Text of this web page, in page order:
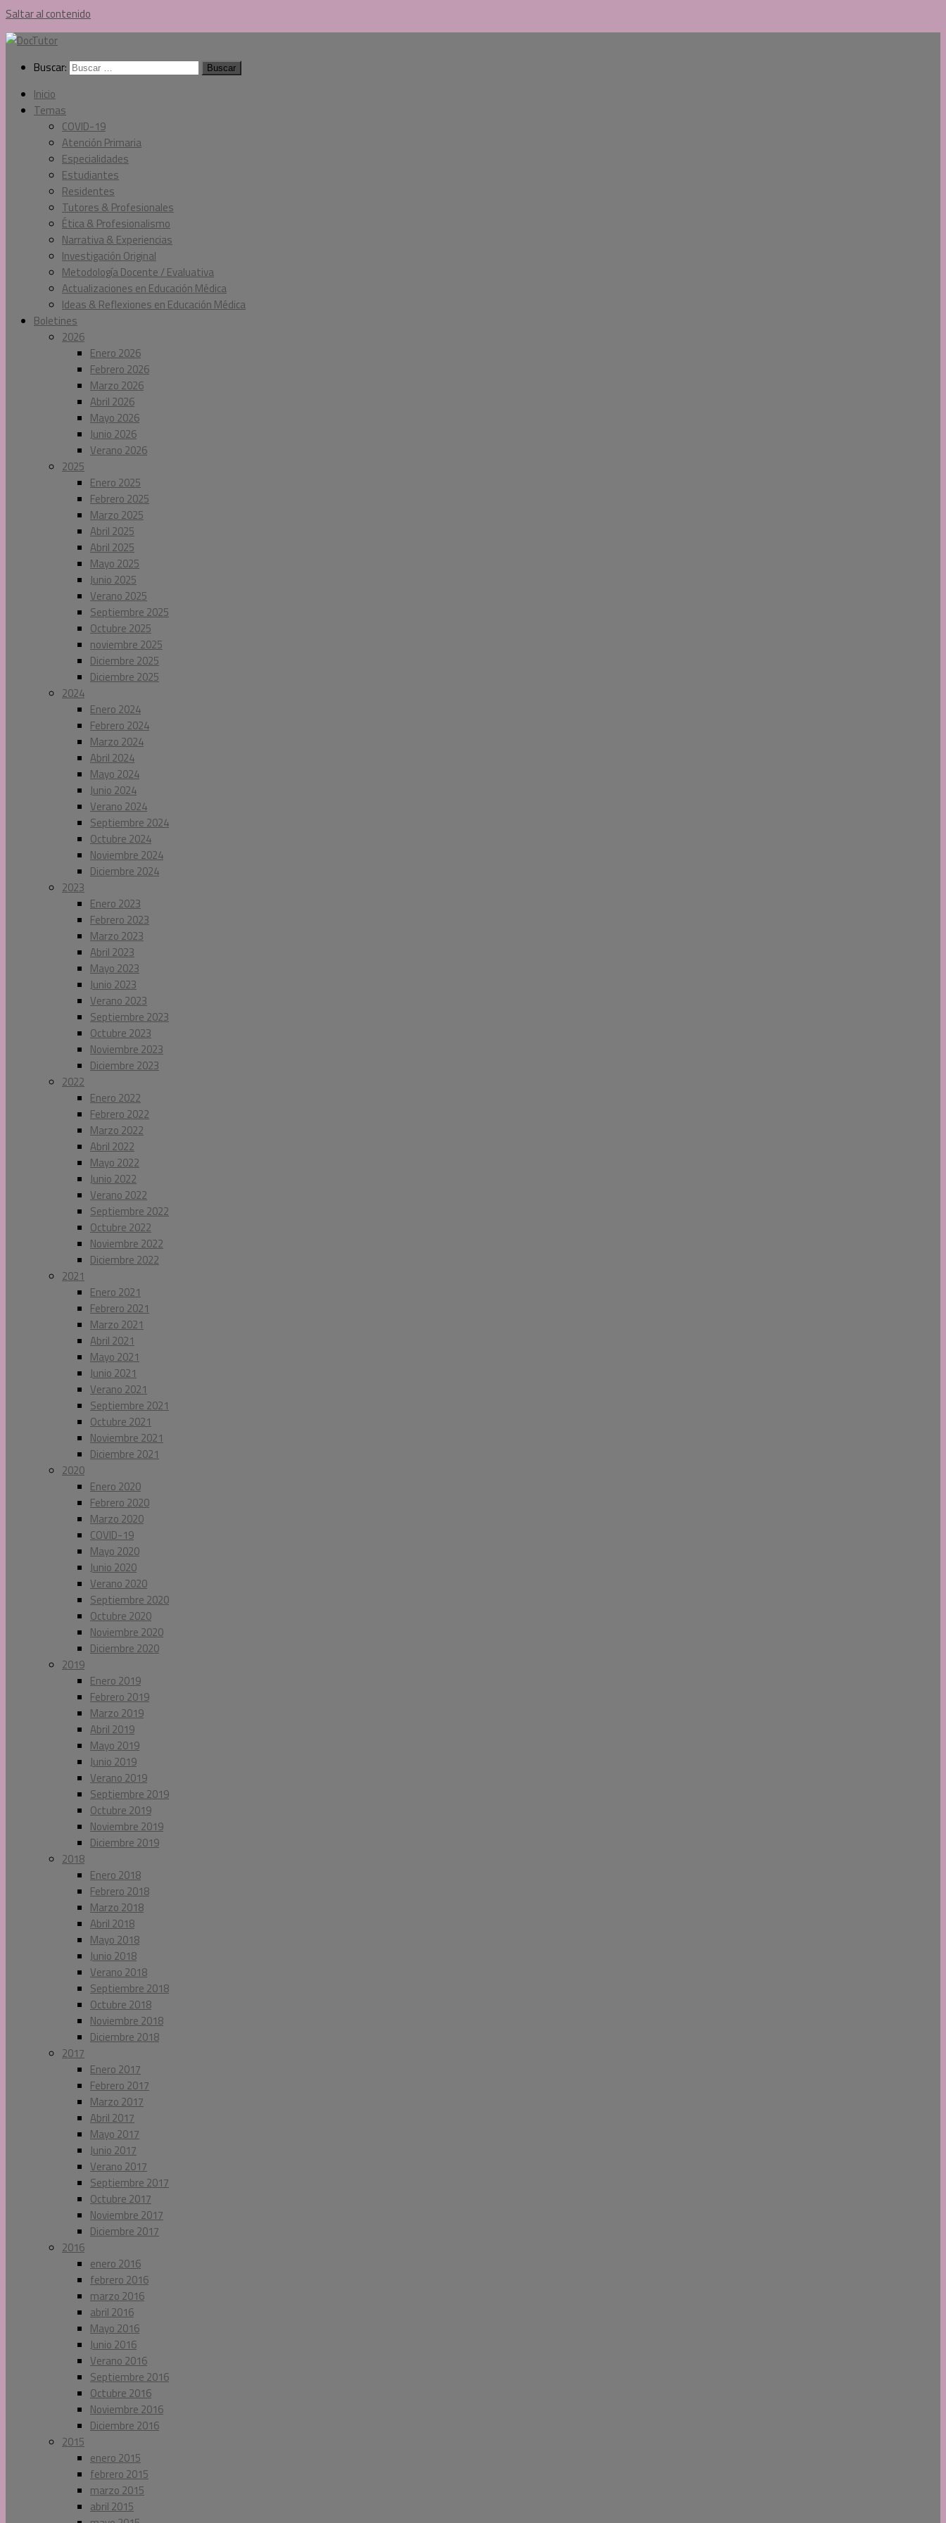
Saltar al contenido
Buscar:
Inicio
Temas
COVID-19
Atención Primaria
Especialidades
Estudiantes
Residentes
Tutores & Profesionales
Ética & Profesionalismo
Narrativa & Experiencias
Investigación Original
Metodología Docente / Evaluativa
Actualizaciones en Educación Médica
Ideas & Reflexiones en Educación Médica
Boletines
2026
Enero 2026
Febrero 2026
Marzo 2026
Abril 2026
Mayo 2026
Junio 2026
Verano 2026
2025
Enero 2025
Febrero 2025
Marzo 2025
Abril 2025
Abril 2025
Mayo 2025
Junio 2025
Verano 2025
Septiembre 2025
Octubre 2025
noviembre 2025
Diciembre 2025
Diciembre 2025
2024
Enero 2024
Febrero 2024
Marzo 2024
Abril 2024
Mayo 2024
Junio 2024
Verano 2024
Septiembre 2024
Octubre 2024
Noviembre 2024
Diciembre 2024
2023
Enero 2023
Febrero 2023
Marzo 2023
Abril 2023
Mayo 2023
Junio 2023
Verano 2023
Septiembre 2023
Octubre 2023
Noviembre 2023
Diciembre 2023
2022
Enero 2022
Febrero 2022
Marzo 2022
Abril 2022
Mayo 2022
Junio 2022
Verano 2022
Septiembre 2022
Octubre 2022
Noviembre 2022
Diciembre 2022
2021
Enero 2021
Febrero 2021
Marzo 2021
Abril 2021
Mayo 2021
Junio 2021
Verano 2021
Septiembre 2021
Octubre 2021
Noviembre 2021
Diciembre 2021
2020
Enero 2020
Febrero 2020
Marzo 2020
COVID-19
Mayo 2020
Junio 2020
Verano 2020
Septiembre 2020
Octubre 2020
Noviembre 2020
Diciembre 2020
2019
Enero 2019
Febrero 2019
Marzo 2019
Abril 2019
Mayo 2019
Junio 2019
Verano 2019
Septiembre 2019
Octubre 2019
Noviembre 2019
Diciembre 2019
2018
Enero 2018
Febrero 2018
Marzo 2018
Abril 2018
Mayo 2018
Junio 2018
Verano 2018
Septiembre 2018
Octubre 2018
Noviembre 2018
Diciembre 2018
2017
Enero 2017
Febrero 2017
Marzo 2017
Abril 2017
Mayo 2017
Junio 2017
Verano 2017
Septiembre 2017
Octubre 2017
Noviembre 2017
Diciembre 2017
2016
enero 2016
febrero 2016
marzo 2016
abril 2016
Mayo 2016
Junio 2016
Verano 2016
Septiembre 2016
Octubre 2016
Noviembre 2016
Diciembre 2016
2015
enero 2015
febrero 2015
marzo 2015
abril 2015